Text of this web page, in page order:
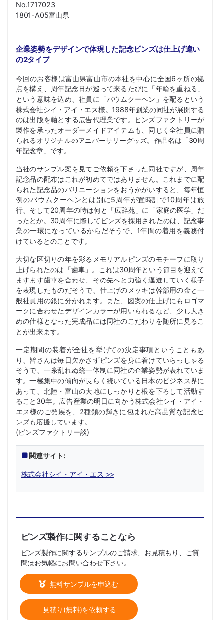
No.1717023
1801-A05富山県
企業姿勢をデザインで体現した記念ピンズは仕上げ違い
の2タイプ
今回のお客様は富山県富山市の本社を中心に全国6ヶ所の拠
点を構え、周年記念日が巡って来るたびに「年輪を重ねる」
という意味を込め、社員に「バウムクーヘン」を配るという
株式会社シイ・アイ・エス様。1988年創業の同社が展開する
のは出版を軸とする広告代理業です。ピンズファクトリーが
製作を承ったオーダーメイドアイテムも、同じく全社員に贈
られるオリジナルのアニバーサリーグッズ。作品名は「30周
年記念章」です。
当社のサンプル案を見てご依頼を下さった同社ですが、周年
記念品の配布はこれが初めてではありません。これまでに配
られた記念品のバリエーションをおうかがいすると、毎年恒
例のバウムクーヘンとは別に5周年が置時計で10周年は旅
行、そして20周年の時は何と「広辞苑」に「家庭の医学」だ
ったとか。30周年に際してピンズを採用されたのは、記念事
業の一環になっているからだそうで、1年間の着用を義務付
けているとのことです。
大切な区切りの年を彩るメモリアルピンズのモチーフに取り
上げられたのは「歯車」。これは30周年という節目を迎えて
ますます歯車を合わせ、その先へと力強く邁進していく様子
を表現したものだそうで、仕上げのメッキは幹部用の金と一
般社員用の銀に分かれます。また、図案の仕上げにもロゴマ
ークに合わせたデザインカラーが用いられるなど、少し大き
めの仕様となった完成品には同社のこだわりを随所に見るこ
とが出来ます。
一定期間の装着が全社を挙げての決定事項ということもあ
り、皆さんは毎日欠かさずピンズを身に着けていらっしゃる
そうで、一糸乱れぬ統一体制に同社の企業姿勢が表れていま
す。一極集中の傾向が長らく続いている日本のビジネス界に
あって、北陸・富山の大地にしっかりと根を下ろして活動す
ること30年。広告産業の明日に向かう株式会社シイ・アイ・
エス様のご発展を、2種類の輝きに包まれた高品質な記念ピ
ンズも応援しています。
(ピンズファクトリー談)
関連サイト:
株式会社シイ・アイ・エス >>
ピンズ製作に関することなら
ピンズ製作に関するサンプルのご請求、お見積もり、ご質
問はお気軽にお問い合わせ下さい。
無料サンプルを申込む
見積り(無料)を依頼する